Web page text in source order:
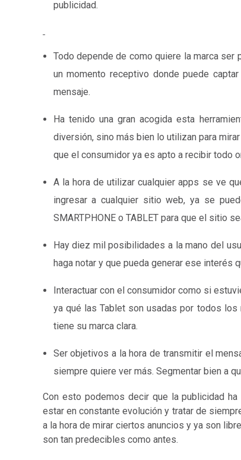
publicidad.
Todo depende de como quiere la marca
un momento receptivo donde puede
mensaje.
Ha tenido una gran acogida esta
diversión, sino más bien lo utilizan para
que el consumidor ya es apto a recibir todo
A la hora de utilizar cualquier apps se ve
ingresar a cualquier sitio web, ya se
SMARTPHONE o TABLET para que el sitio
Hay diez mil posibilidades a la mano del
haga notar y que pueda generar ese interés
Interactuar con el consumidor como si
ya qué las Tablet son usadas por todos
tiene su marca clara.
Ser objetivos a la hora de transmitir el
siempre quiere ver más. Segmentar bien a
Con esto podemos decir que la publicidad
estar en constante evolución y tratar de
a la hora de mirar ciertos anuncios y ya son
son tan predecibles como antes.